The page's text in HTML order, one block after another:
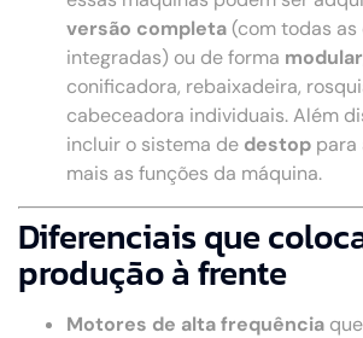
versão completa (com todas
integradas) ou de forma modular
conificadora, rebaixadeira,
cabeceadora individuais. Além
incluir o sistema de destop para
mais as funções da máquina.
Diferenciais que
produção à frente
Motores de alta frequência